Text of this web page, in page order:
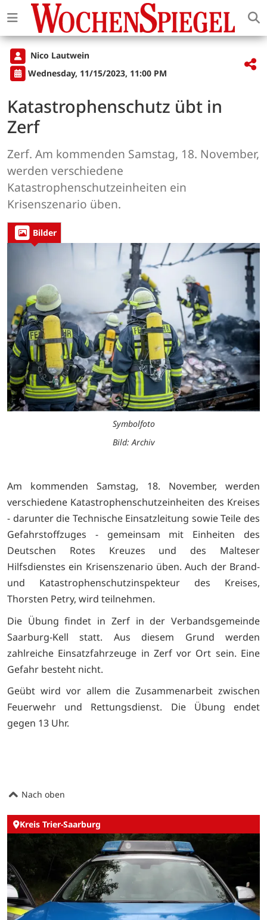
Nico Lautwein
Wednesday, 11/15/2023, 11:00 PM
Katastrophenschutz übt in
Zerf
Zerf. Am kommenden Samstag, 18. November,
werden verschiedene
Katastrophenschutzeinheiten ein
Krisenszenario üben.
Bilder
Symbolfoto
Bild: Archiv
Am kommenden Samstag, 18. November, werden
verschiedene Katastrophenschutzeinheiten des Kreises
- darunter die Technische Einsatzleitung sowie Teile des
Gefahrstoffzuges - gemeinsam mit Einheiten des
Deutschen Rotes Kreuzes und des Malteser
Hilfsdienstes ein Krisenszenario üben. Auch der Brand-
und Katastrophenschutzinspekteur des Kreises,
Thorsten Petry, wird teilnehmen.
Die Übung findet in Zerf in der Verbandsgemeinde
Saarburg-Kell statt. Aus diesem Grund werden
zahlreiche Einsatzfahrzeuge in Zerf vor Ort sein. Eine
Gefahr besteht nicht.
Geübt wird vor allem die Zusammenarbeit zwischen
Feuerwehr und Rettungsdienst. Die Übung endet
gegen 13 Uhr.
Nach oben
Kreis Trier-Saarburg